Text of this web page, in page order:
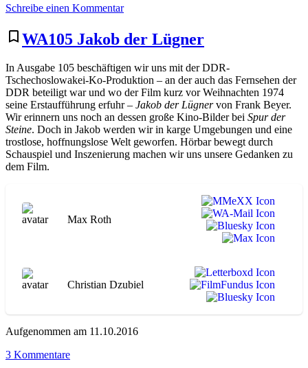
Schreibe einen Kommentarzu
The
Godfather:
2
bookmark_border WA105 Jakob der Lügner
In Ausgabe 105 beschäftigen wir uns mit der DDR-
Tschechoslowakei-Ko-Produktion – an der auch das Fernsehen der
DDR beteiligt war und wo der Film kurz vor Weihnachten 1974
seine Erstaufführung erfuhr – Jakob der Lügnervon Frank Beyer.
Wir erinnern uns noch an dessen große Kino-Bilder bei Spur der
Steine. Doch in Jakob werden wir in karge Umgebungen und eine
trostlose, hoffnungslose Welt geworfen. Hörbar bewegt durch
Schauspiel und Inszenierung machen wir uns unsere Gedanken zu
dem Film.
Max Roth
Christian Dzubiel
Aufgenommen am 11.10.2016
3 Kommentarezu